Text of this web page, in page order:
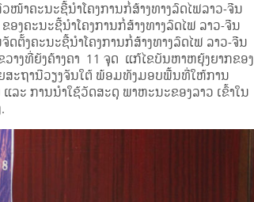
າຄະນະຊີ້ນໍາໂຄງການກໍ່ສ້າງທາງລົດໄຟລາວ-ຈີນ
ງຄະນະຊີ້ນໍາໂຄງການກໍ່ສ້າງທາງລົດໄຟ ລາວ-ຈີນ
ດຕັ້ງຄະນະຊີ້ນໍາໂຄງການກໍ່ສ້າງທາງລົດໄຟ ລາວ-ຈີນ
ງທີ່ຍັງຄ້າງຄາ 11 ຈຸດ ແກ້ໄຂບັນຫາຫຍຸ້ງຍາກຂອງ
ສະຖານີວຽງຈັນໃຕ້ ພ້ອມທັງມອບພື້ນທີ່ໃຫ້ການ
ລະ ການນໍາໃຊ້ວັດສະດຸ ພາຫະນະຂອງລາວ ເຂົ້າໃນ